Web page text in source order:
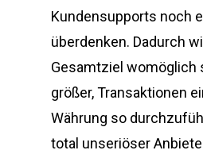
Kundensupports noch
überdenken. Dadurch
Gesamtziel womöglich
größer, Transaktionen
Währung so
total unseriöser